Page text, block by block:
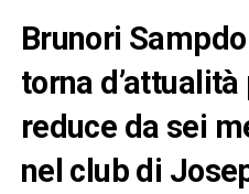
Brunori
torna
reduce da sei
nel club di